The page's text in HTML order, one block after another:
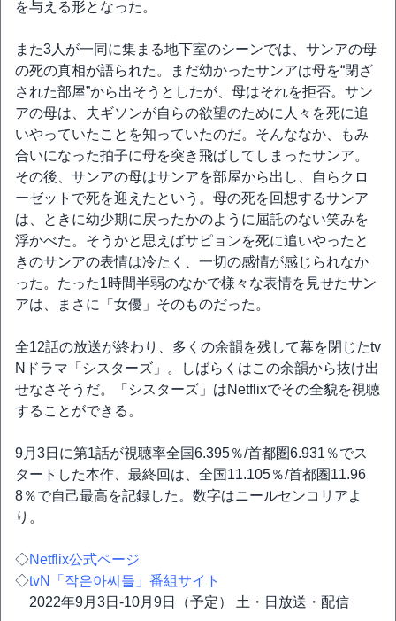
を与える形となった。
また3人が一同に集まる地下室のシーンでは、サンアの母
の死の真相が語られた。まだ幼かったサンアは母を“閉ざ
された部屋”から出そうとしたが、母はそれを拒否。サン
アの母は、夫ギソンが自らの欲望のために人々を死に追
いやっていたことを知っていたのだ。そんななか、もみ
合いになった拍子に母を突き飛ばしてしまったサンア。
その後、サンアの母はサンアを部屋から出し、自らクロ
ーゼットで死を迎えたという。母の死を回想するサンア
は、ときに幼少期に戻ったかのように屈託のない笑みを
浮かべた。そうかと思えばサピョンを死に追いやったと
きのサンアの表情は冷たく、一切の感情が感じられなか
った。たった1時間半弱のなかで様々な表情を見せたサン
アは、まさに「女優」そのものだった。
全12話の放送が終わり、多くの余韻を残して幕を閉じたtv
Nドラマ「シスターズ」。しばらくはこの余韻から抜け出
せなさそうだ。「シスターズ」はNetflixでその全貌を視聴
することができる。
9月3日に第1話が視聴率全国6.395％/首都圏6.931％でス
タートした本作、最終回は、全国11.105％/首都圏11.96
8％で自己最高を記録した。数字はニールセンコリアよ
り。
◇Netflix公式ページ
◇tvN「작은아씨들」番組サイト
2022年9月3日-10月9日（予定） 土・日放送・配信